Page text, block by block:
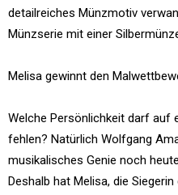
detailreiches Münzmotiv
Münzserie mit einer
Melisa gewinnt den
Welche Persönlichkeit darf auf
fehlen? Natürlich Wolfgang
musikalisches Genie noch
Deshalb hat Melisa, die